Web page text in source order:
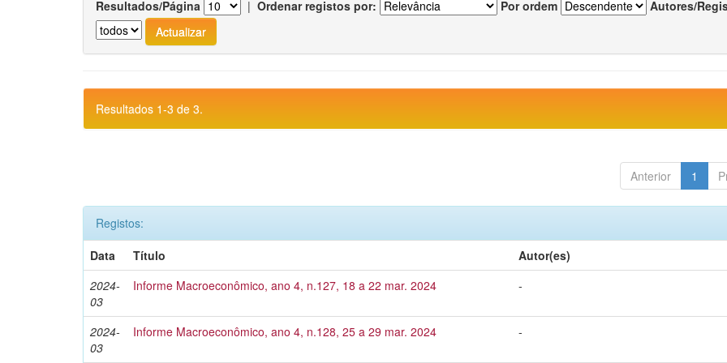
Resultados/Página | Ordenar registos por: Por ordem Autores/
Resultados 1-3 de 3.
Anterior 1
Registos:
Data
Título
Autor(es)
2024-
03
Informe Macroeconômico, ano 4, n.127, 18 a 22 mar. 2024 -
2024-
03
Informe Macroeconômico, ano 4, n.128, 25 a 29 mar. 2024 -